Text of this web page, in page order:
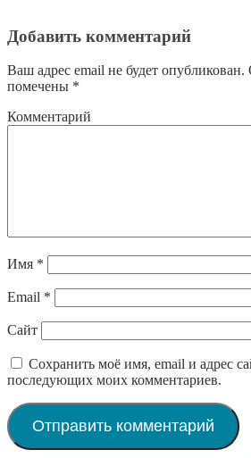
Добавить комментарий
Ваш адрес email не будет опубликован.
помечены *
Комментарий
Имя *
Email *
Сайт
Сохранить моё имя, email и адрес
последующих моих комментариев.